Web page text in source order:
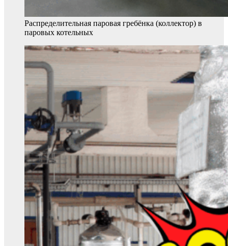
Распределительная паровая гребёнка (коллектор) в
паровых котельных